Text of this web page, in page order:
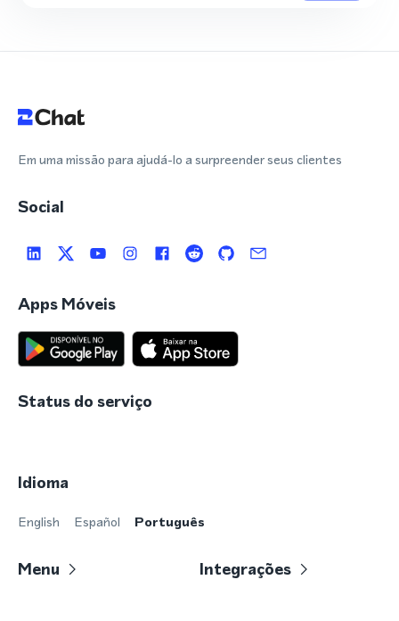
Em uma missão para ajudá-lo a surpreender seus clientes
Social
Apps Móveis
Status do serviço
Idioma
English Español Português
Menu Integrações